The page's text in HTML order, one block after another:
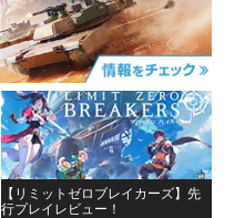
【リミットゼロブレイカーズ】先
行プレイレビュー！